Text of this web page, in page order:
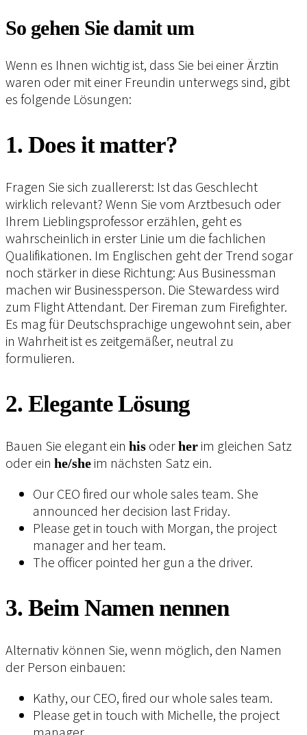
So gehen Sie damit um
Wenn es Ihnen wichtig ist, dass Sie bei einer Ärztin
waren oder mit einer Freundin unterwegs sind, gibt
es folgende Lösungen:
1. Does it matter?
Fragen Sie sich zuallererst: Ist das Geschlecht
wirklich relevant? Wenn Sie vom Arztbesuch oder
Ihrem Lieblingsprofessor erzählen, geht es
wahrscheinlich in erster Linie um die fachlichen
Qualifikationen. Im Englischen geht der Trend sogar
noch stärker in diese Richtung: Aus Businessman
machen wir Businessperson. Die Stewardess wird
zum Flight Attendant. Der Fireman zum Firefighter.
Es mag für Deutschsprachige ungewohnt sein, aber
in Wahrheit ist es zeitgemäßer, neutral zu
formulieren.
2. Elegante Lösung
Bauen Sie elegant ein his oderher im gleichen Satz
oder ein he/she im nächsten Satz ein.
Our CEO fired our whole sales team. She
announced her decision last Friday.
Please get in touch with Morgan, the project
manager and her team.
The officer pointed her gun a the driver.
3. Beim Namen nennen
Alternativ können Sie, wenn möglich, den Namen
der Person einbauen:
Kathy, our CEO, fired our whole sales team.
Please get in touch with Michelle, the project